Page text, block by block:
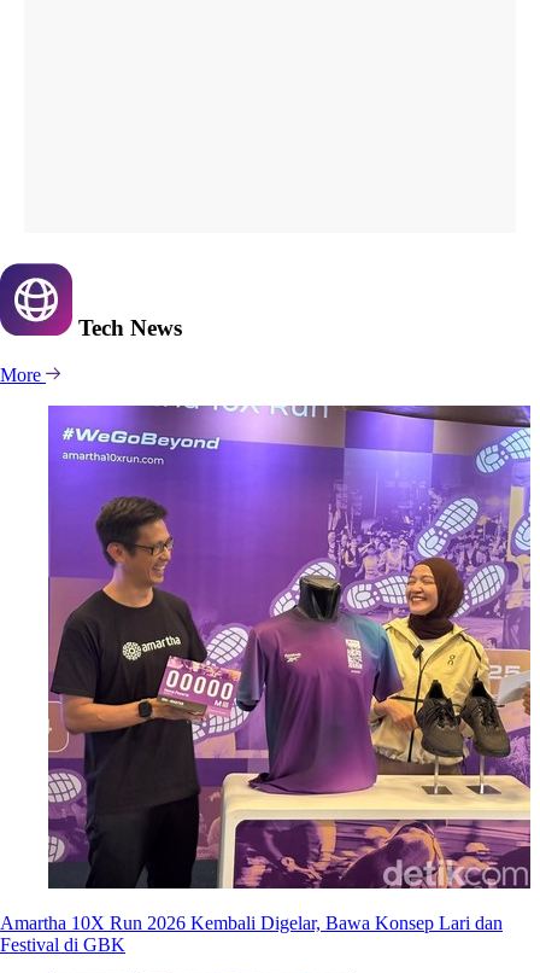
Tech News
More
Amartha 10X Run 2026 Kembali Digelar, Bawa Konsep Lari dan
Festival di GBK